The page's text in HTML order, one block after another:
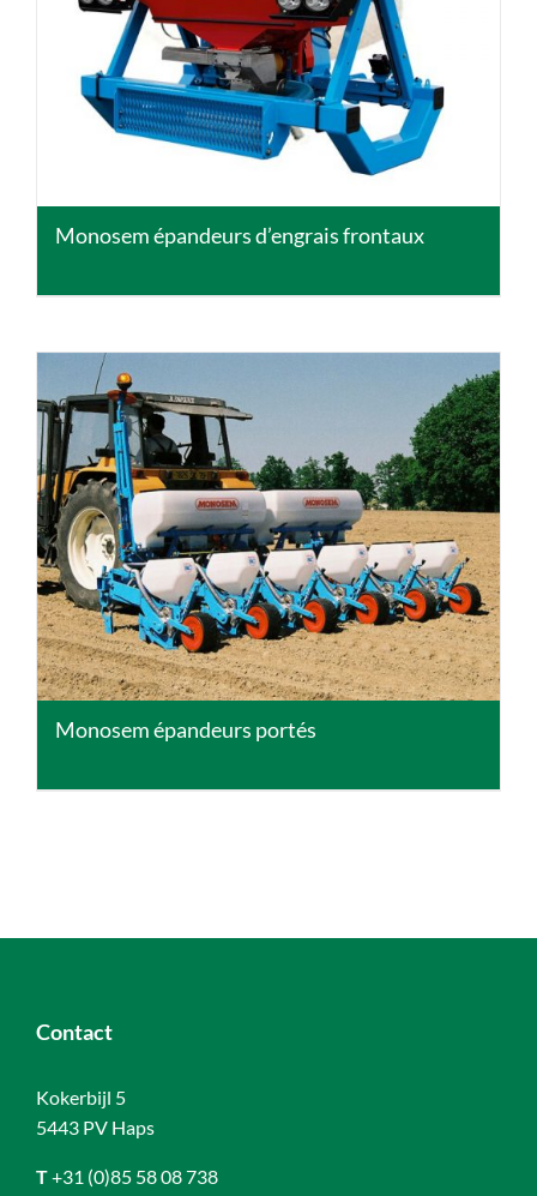
DETAILS
Monosem épandeurs d’engrais frontaux
DETAILS
Monosem épandeurs portés
Contact
Kokerbijl 5
5443 PV Haps
T+31 (0)85 58 08 738